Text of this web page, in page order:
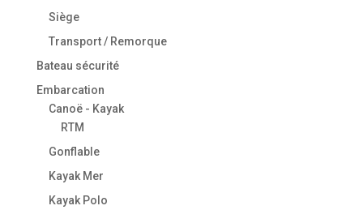
Siège
Transport / Remorque
Bateau sécurité
Embarcation
Canoë - Kayak
RTM
Gonflable
Kayak Mer
Kayak Polo